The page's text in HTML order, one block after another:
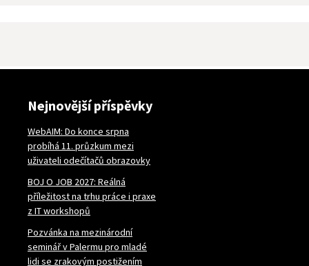
Nejnovější příspěvky
WebAIM: Do konce srpna
probíhá 11. průzkum mezi
uživateli odečítačů obrazovky
BOJ O JOB 2027: Reálná
příležitost na trhu práce i praxe
z IT workshopů
Pozvánka na mezinárodní
seminář v Palermu pro mladé
lidi se zrakovým postižením